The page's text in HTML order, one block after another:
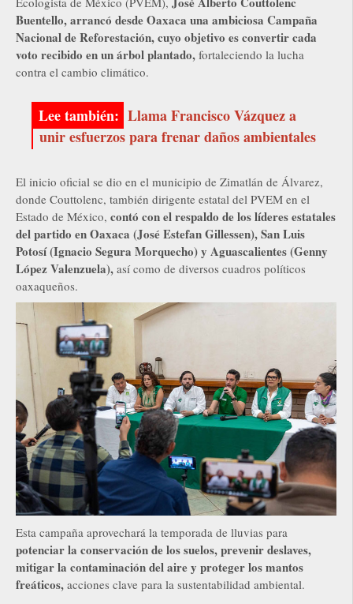
Buentello, arrancó desde Oaxaca una ambiciosa Campaña
Nacional de Reforestación, cuyo objetivo es convertir cada
voto recibido en un árbol plantado, fortaleciendo la lucha
contra el cambio climático.
Llama Francisco Vázquez a
unir esfuerzos para frenar daños ambientales
El inicio oficial se dio en el municipio de Zimatlán de Álvarez,
donde Couttolenc, también dirigente estatal del PVEM en el
Estado de México, contó con el respaldo de los líderes estatales
del partido en Oaxaca (José Estefan Gillessen), San Luis
Potosí (Ignacio Segura Morquecho) y Aguascalientes (Genny
López Valenzuela), así como de diversos cuadros políticos
oaxaqueños.
Esta campaña aprovechará la temporada de lluvias para
potenciar la conservación de los suelos, prevenir deslaves,
mitigar la contaminación del aire y proteger los mantos
freáticos, acciones clave para la sustentabilidad ambiental.